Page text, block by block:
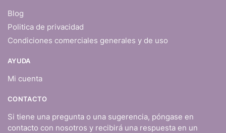
Blog
Politica de privacidad
Condiciones comerciales generales y de uso
AYUDA
Mi cuenta
CONTACTO
Si tiene una pregunta o una sugerencia, póngase en
contacto con nosotros y recibirá una respuesta en un